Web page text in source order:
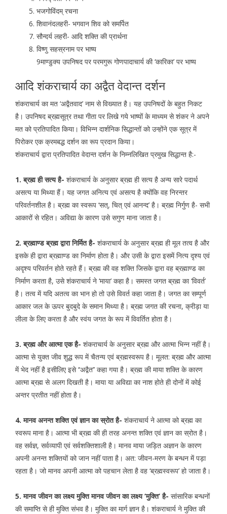
भजगोविंदम् रचना
शिवानंदलहरी- भगवान शिव को समर्पित
सौन्दर्य लहरी- आदि शक्ति की प्रार्थना
विष्णु सहस्रनाम पर भाष्य
9माण्डुक्य उपनिषद पर परमगुरू गोणपादाचार्य की ‘कारिका’ पर भाष्य
आदि शंकराचार्य का अद्वैत वेदान्त दर्शन
शंकराचार्य का मत ‘अद्वैतवाद’ नाम से विख्यात है। यह उपनिषदों के बहुत निकट
है। उपनिषद ब्रह्मसूत्र तथा गीता पर लिखे गये भाष्यों के माध्यम से शंकर ने अपने
मत को प्रतिपादित किया। विभिन्न दार्शनिक सिद्धान्तों को उन्होंने एक सूत्र में
पिरोकर एक क्रमबद्ध दर्शन का रूप प्रदान किया।
शंकराचार्य द्वारा प्रतिपादित वेदान्त दर्शन के निम्नलिखित प्रमुख सिद्धान्त है:-
1. ब्रह्म ही सत्य है- शंकराचार्य के अनुसार ब्रह्म ही सत्य है अन्य सारे पदार्थ
असत्य या मिथ्या हैं। यह जगत अनित्य एवं असत्य है क्योंकि वह निरन्तर
परिवर्तनशील है। ब्रह्म का स्वरूप ‘सत्, चित् एवं आनन्द’ है। ब्रह्म निर्गुण है- सभी
आकारों से रहित। अविद्या के कारण उसे सगुण माना जाता है।
2. ब्रह्माण्ड ब्रह्म द्वारा निर्मित है- शंकराचार्य के अनुसार ब्रह्म ही मूल तत्व है और
इसके ही द्वारा ब्रह्माण्ड का निर्माण होता है। और उसी के द्वारा इसमें नित्य दृश्य एवं
अदृश्य परिवर्तन होते रहते हैं। ब्रह्म की वह शक्ति जिसके द्वारा वह ब्रह्माण्ड का
निर्माण करता है, उसे शंकराचार्य ने ‘माया’ कहा है। समस्त जगत ब्रह्म का ‘विवर्त’
है। तत्व में यदि अतत्व का भान हो तो उसे विवर्त कहा जाता है। जगत का सम्पूर्ण
आकार जल के ऊपर बुदबुदे के समान मिथ्या है। ब्रह्म जगत की रचना, क्रीड़ा या
लीला के लिए करता है और स्वंय जगत के रूप में विवर्तित होता है।
3. ब्रह्म और आत्मा एक है- शंकराचार्य के अनुसार ब्रह्म और आत्मा भिन्न नहीं है।
आत्मा से युक्त जीव शुद्ध रूप में चैतन्य एवं ब्रह्मस्वरूप है। मूलत: ब्रह्म और आत्मा
में भेद नहीं है इसीलिए इसे ‘‘अद्वैत’’ कहा गया है। ब्रह्म की माया शक्ति के कारण
आत्मा ब्रह्म से अलग दिखती है। माया या अविद्या का नाश होते ही दोनों में कोई
अन्तर प्रतीत नहीं होता है।
4. मानव अनन्त शक्ति एवं ज्ञान का स्रोत है- शंकराचार्य ने आत्मा को ब्रह्म का
स्वरूप माना है। आत्मा भी ब्रह्म की ही तरह अनन्त शक्ति एवं ज्ञान का स्रोत है।
वह सर्वज्ञ, सर्वव्यापी एवं सर्वशक्तिशाली है। मानव माया जड़ित अज्ञान के कारण
अपनी अनन्त शक्तियों को जान नहीं पाता है। अत: जीवन-मरण के बन्धन में पड़ा
रहता है। जो मानव अपनी आत्मा को पहचान लेता है वह ‘ब्रह्मस्वरूप’ हो जाता है।
5. मानव जीवन का लक्ष्य मुक्ति मानव जीवन का लक्ष्य ‘मुक्ति’ है- सांसारिक बन्धनों
की समाप्ति से ही मुक्ति संभव है। मुक्ति का मार्ग ज्ञान है। शंकराचार्य ने मुक्ति की